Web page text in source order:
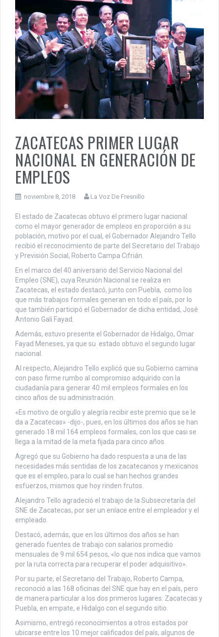
ZACATECAS PRIMER LUGAR
NACIONAL EN GENERACIÓN DE
EMPLEOS
noviembre 8, 2018 La Voz De Fresnillo
El estado de Zacatecas obtuvo el primero lugar nacional
como el mayor generador de empleos en proporción a su
población, motivo por el cual, el Gobernador Alejandro Tello
recibió el reconocimiento de parte del Secretario del Trabajo
y Previsión Social, Roberto Campa Cifrián.
En el marco del 40 aniversario del Servicio Nacional del
Empleo (SNE), cuya Reunión Nacional se realiza en
Zacatecas, el estado destacó, junto con Puebla, como los
que más trabajos formales generan en todo el país, por lo
que también participó el Gobernador de dicha entidad, José
Antonio Gali Fayad.
Además, estuvo presente el Gobernador de Hidalgo, Omar
Fayad Meneses, ya que su estado obtuvo el segundo lugar
nacional.
Al respecto, Alejandro Tello explicó que su Gobierno camina
con paso firme rumbo al compromiso adquirido con la
ciudadanía para generar 40 mil empleos formales en los
cinco años de su administración.
«Es motivo de orgullo y alegría recibir este premio que se le
da a Zacatecas» -dijo-, pues, en los últimos dos años se han
generado 18 mil 164 empleos formales, con los que casi se
llega a la mitad de la meta fijada para cinco años.
Agregó que su Gobierno ha dado respuesta a una de las
necesidades más sentidas de los zacatecanos y mexicanos
que es el empleo, para lo cual se han hechos grandes
esfuerzos, mismos que hoy rinden frutos.
Alejandro Tello agradeció el trabajo de la Subsecretaría del
SNE de Zacatecas, por ser un enlace entre el empleador y el
empleado.
Destacó, además, que en los últimos dos años se han
generado fuentes de trabajo con salarios promedio
mensuales de 9 mil 654 pesos, «lo que nos indica que vamos
por la ruta correcta para recuperar el poder adquisitivo».
Por su parte, el Secretario del Trabajo, Roberto Campa,
reconoció a las 168 oficinas del SNE que hay en el país, pero
de manera particular a los dos primeros lugares: Zacatecas y
Puebla, en empate, e Hidalgo con el segundo sitio.
Asimismo, entregó reconocimientos a otros estados por
ubicarse entre los 10 mejor calificados del país, algunos de